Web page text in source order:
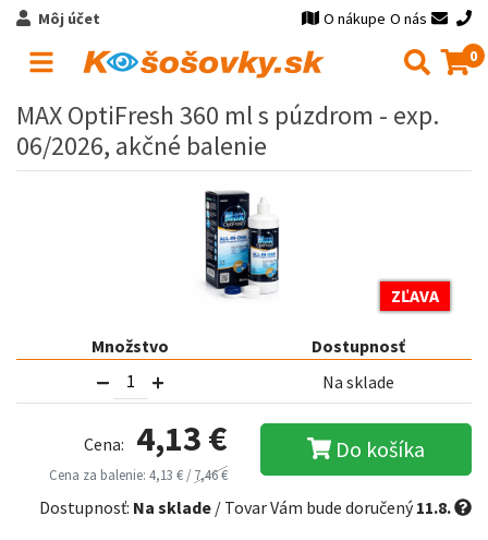
Môj účet O nákupe O nás
0
MAX OptiFresh 360 ml s púzdrom - exp.
06/2026, akčné balenie
ZĽAVA
Množstvo
Dostupnosť
Na sklade
Cena: 4,13 €
Cena za balenie: 4,13 € /7,46 €
Do košíka
Dostupnosť: Na sklade / Tovar Vám bude doručený11.8.